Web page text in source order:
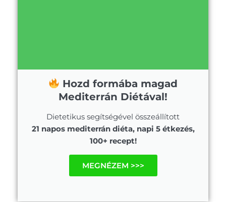
Hozd formába magad
Mediterrán Diétával!
Dietetikus segítségével összeállított
21 napos mediterrán diéta, napi 5 étkezés,
100+ recept!
MEGNÉZEM >>>